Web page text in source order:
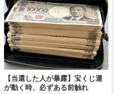
【当選した人が暴露】宝くじ運
が動く時、必ずある前触れ